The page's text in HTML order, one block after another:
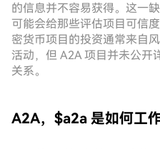
的信息并不容易获得。这一
可能会给那些评估项目可信
密货币项目的投资通常来自
活动，但 A2A 项目并未公开
关系。
A2A，$a2a 是如何工作